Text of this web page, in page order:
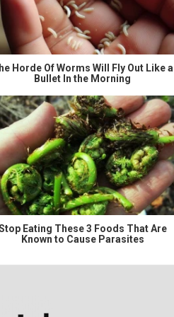
Horde Of Worms Will Fly Out Like a
Bullet In the Morning
Eating These 3 Foods That Are
Known to Cause Parasites